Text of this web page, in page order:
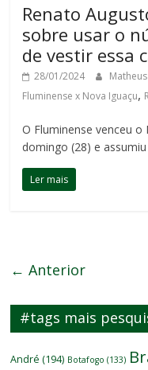
Renato
sobre usar o
de vestir essa
28/01/2024
Fluminense x Nova Iguaçu,
O Fluminense venceu
domingo (28) e
Ler mais
← Anterior
#tags mais
André (194) Botafogo (133)